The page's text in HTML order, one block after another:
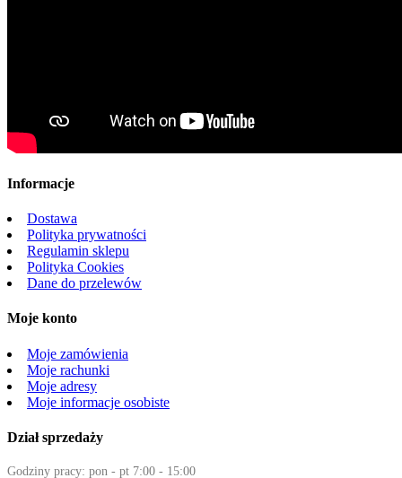
Informacje
Dostawa
Polityka prywatności
Regulamin sklepu
Polityka Cookies
Dane do przelewów
Moje konto
Moje zamówienia
Moje rachunki
Moje adresy
Moje informacje osobiste
Dział sprzedaży
Godziny pracy: pon - pt 7:00 - 15:00